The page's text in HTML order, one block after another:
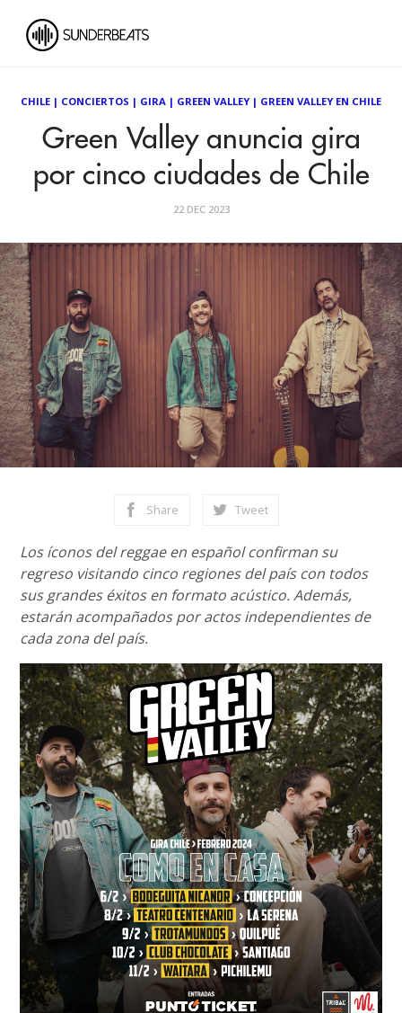
CHILE | CONCIERTOS | GIRA | GREEN VALLEY| GREEN VALLEY EN CHILE
Green Valley anuncia gira
por cinco ciudades de Chile
22 DEC 2023
Share Tweet
Los íconos del reggae en español confirman su
regreso visitando cinco regiones del país con todos
sus grandes éxitos en formato acústico. Además,
estarán acompañados por actos independientes de
cada zona del país.